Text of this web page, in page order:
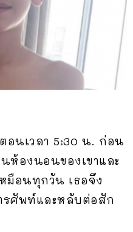
นเวลา 5:30 น. ก่อน
นห้องนอนของเขาและ
มือนทุกวัน เธอจึง
รศัพท์และหลับต่อสัก